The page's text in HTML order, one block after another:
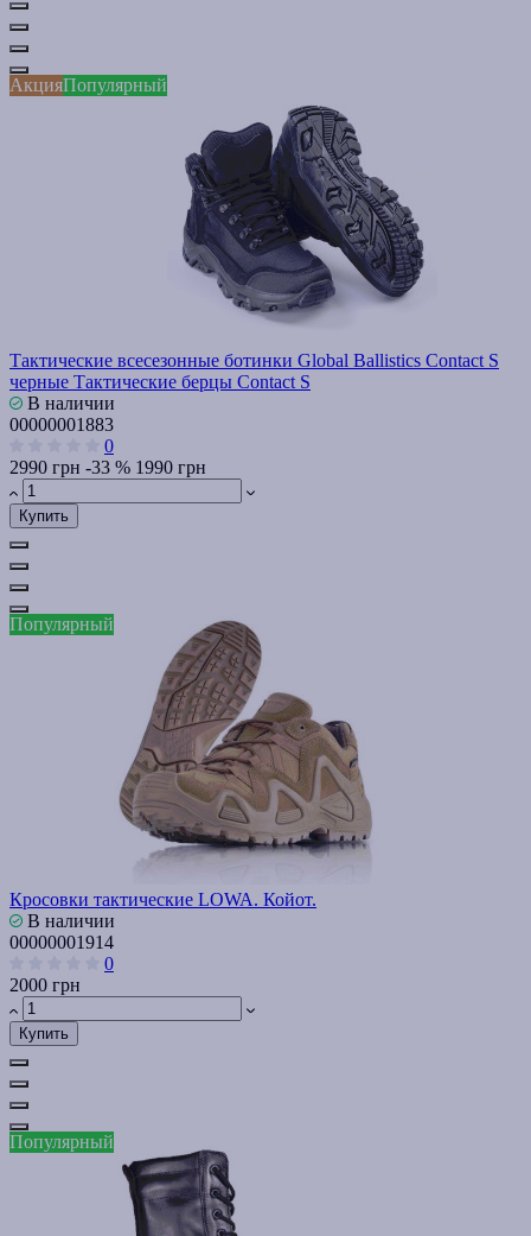
АкцияПопулярный
Тактические всесезонные ботинки Global Ballistics Contact S
черные Тактические берцы Contact S
В наличии
00000001883
0
2990 грн -33 % 1990 грн
Купить
Популярный
Кросовки тактические LOWA. Койот.
В наличии
00000001914
0
2000 грн
Купить
Популярный